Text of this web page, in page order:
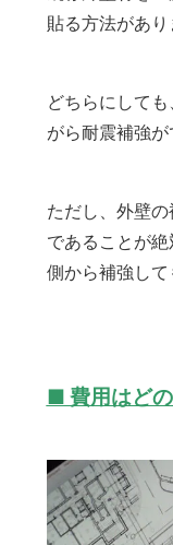
貼る方法があり
どちらにして
がら耐震補強が
ただし、外壁
であることが
側から補強して
■ 費用はど